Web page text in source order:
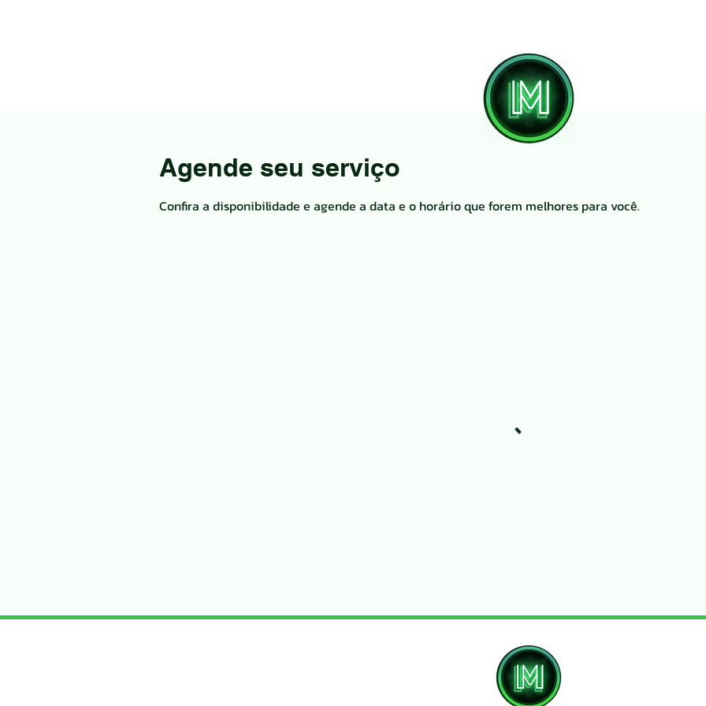
Agende seu serviço
Confira a disponibilidade e agende a data e o horário que forem melhores para você.